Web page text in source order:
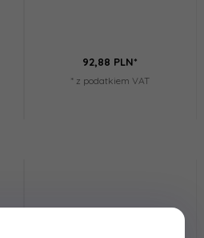
92,88 PLN*
* z podatkiem VAT